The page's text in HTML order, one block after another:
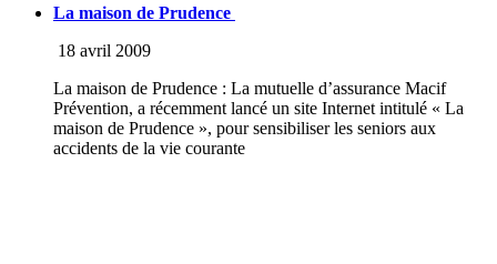
La maison de Prudence
18 avril 2009
La maison de Prudence : La mutuelle d’assurance Macif
Prévention, a récemment lancé un site Internet intitulé « La
maison de Prudence », pour sensibiliser les seniors aux
accidents de la vie courante